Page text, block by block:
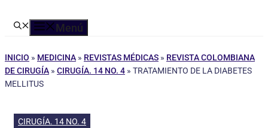
Menú
INICIO » MEDICINA » REVISTAS MÉDICAS » REVISTA COLOMBIANA
DE CIRUGÍA » CIRUGÍA. 14 NO. 4 » TRATAMIENTO DE LA DIABETES
MELLITUS
CIRUGÍA. 14 NO. 4